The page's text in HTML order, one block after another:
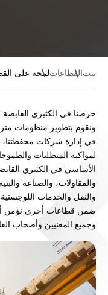
بيتالقطاعاتلمحة على
حرصنا في الكثيري القابضة
ونقوم بتطوير منظومات
في إدارة شركات محفظتنا،
لمواكبة المتطلبات
الأساسي في الكثيري
والمقاولات، والصناعة
والنقل والخدمات
ضمن قطاعات أخرى نؤمن
وجميع المعنيين وأصحاب